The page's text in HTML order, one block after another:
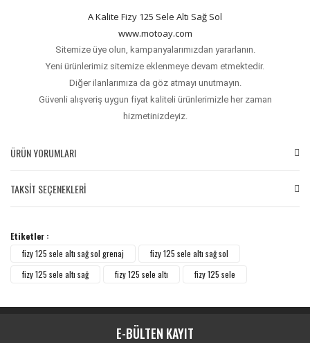
A Kalite Fizy 125 Sele Altı Sağ Sol
www.motoay.com
Sitemize üye olun, kampanyalarımızdan yararlanın.
Yeni ürünlerimiz sitemize eklenmeye devam etmektedir.
Diğer ilanlarımıza da göz atmayı unutmayın.
Güvenli alışveriş uygun fiyat kaliteli ürünlerimizle her zaman
hizmetinizdeyiz.
ÜRÜN YORUMLARI
TAKSİT SEÇENEKLERİ
Etiketler :
fizy 125 sele altı sağ sol grenaj
fizy 125 sele altı sağ sol
fizy 125 sele altı sağ
fizy 125 sele altı fizy 125 sele
E-BÜLTEN KAYIT